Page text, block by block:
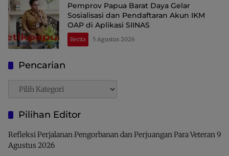
Pemprov Papua Barat Daya Gelar
Sosialisasi dan Pendaftaran Akun IKM
OAP di Aplikasi SIINAS
Berita 5 Agustus 2026
Pencarian
Pencarian
Pilihan Editor
Refleksi Perjalanan Pengorbanan dan Perjuangan Para Veteran9
Agustus 2026